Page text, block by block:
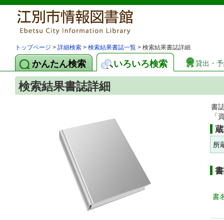
トップページ > 詳細検索 > 検索結果書誌一覧 > 検索結果書誌詳細
かんたん検索 いろいろ検索 貸出・
検索結果書誌詳細
書
「
所
書